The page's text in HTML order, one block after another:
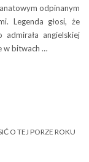
odpinanym
Legenda głosi, że
admirała angielskiej
w bitwach …
O TEJ PORZE ROKU